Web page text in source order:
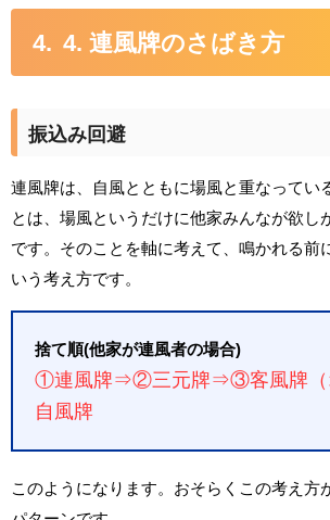
4. 連風牌のさばき方
振込み回避
連風牌は、自風とともに場風と重なってい
とは、場風というだけに他家みんなが欲し
です。そのことを軸に考えて、鳴かれる前
いう考え方です。
捨て順(他家が連風者の場合)
①連風牌⇒②三元牌⇒③客風牌
自風牌
このようになります。おそらくこの考え方